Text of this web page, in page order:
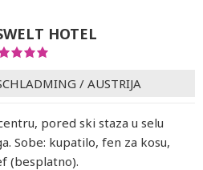
HOTEL
/ AUSTRIJA
pored ski staza u selu
Sobe: kupatilo, fen za kosu,
(besplatno).